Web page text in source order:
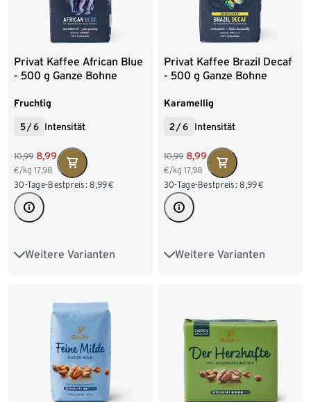
2 x 250 g Gemahlen
Privat Kaffee African Blue
- 500 g Ganze Bohne
Fruchtig
5 /6 Intensität
10,99 8,99
€/kg 17,98
30-Tage-Bestpreis: 8,99€
Weitere Varianten
500 g Ganze Bohne
2 x 250 g Gemahlen
9 x 500 g Gemahlen
Privat Kaffee Brazil Decaf
- 500 g Ganze Bohne
Karamellig
2/6 Intensität
10,99 8,99
€/kg 17,98
30-Tage-Bestpreis: 8,99€
Weitere Varianten
500 g Ganze Bohne